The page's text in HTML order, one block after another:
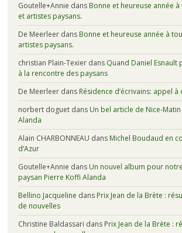
Goutelle+Annie dans Bonne et heureuse année
et artistes paysans.
De Meerleerdans Bonne et heureuse année à
artistes paysans.
christian Plain-Texierdans Quand Daniel
à la rencontre des paysans
De Meerleerdans Résidence d’écrivains: appel
norbert doguetdans Un bel article de Nice-
Alanda
Alain CHARBONNEAU dans Michel Boudaud en
d’Azur
Goutelle+Annie dans Un nouvel album pour
paysan Pierre Koffi Alanda
Bellino Jacqueline dans Prix Jean de la Brète :
de nouvelles
Christine Baldassari dans Prix Jean de la Brète :